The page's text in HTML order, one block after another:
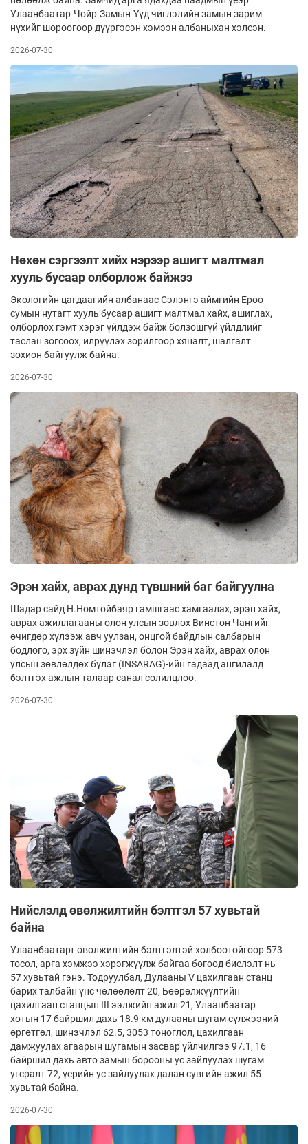
Улаанбаатар-Чойр-Замын-Үүд чиглэлийн замын зарим
нүхийг шороогоор дүүргэсэн хэмээн албаныхан хэлсэн.
2026-07-30
Нөхөн сэргээлт хийх нэрээр ашигт малтмал
хууль бусаар олборлож байжээ
Экологийн цагдаагийн албанаас Сэлэнгэ аймгийн Ерөө
сумын нутагт хууль бусаар ашигт малтмал хайх, ашиглах,
олборлох гэмт хэрэг үйлдэж байж болзошгүй үйлдлийг
таслан зогсоох, илрүүлэх зорилгоор хяналт, шалгалт
зохион байгуулж байна.
2026-07-30
Эрэн хайх, аврах дунд түвшний баг байгуулна
Шадар сайд Н.Номтойбаяр гамшгаас хамгаалах, эрэн хайх,
аврах ажиллагааны олон улсын зөвлөх Винстон Чангийг
өчигдөр хүлээж авч уулзан, онцгой байдлын салбарын
бодлого, эрх зүйн шинэчлэл болон Эрэн хайх, аврах олон
улсын зөвлөлдөх бүлэг (INSARAG)-ийн гадаад ангилалд
бэлтгэх ажлын талаар санал солилцлоо.
2026-07-30
Нийслэлд өвөлжилтийн бэлтгэл 57 хувьтай
байна
Улаанбаатарт өвөлжилтийн бэлтгэлтэй холбоотойгоор 573
төсөл, арга хэмжээ хэрэгжүүлж байгаа бөгөөд биелэлт нь
57 хувьтай гэнэ. Тодруулбал, Дулааны V цахилгаан станц
барих талбайн үнс чөлөөлөлт 20, Бөөрөлжүүлтийн
цахилгаан станцын III ээлжийн ажил 21, Улаанбаатар
хотын 17 байршил дахь 18.9 км дулааны шугам сүлжээний
өргөтгөл, шинэчлэл 62.5, 3053 тоноглол, цахилгаан
дамжуулах агаарын шугамын засвар үйлчилгээ 97.1, 16
байршил дахь авто замын борооны ус зайлуулах шугам
угсралт 72, үерийн ус зайлуулах далан сувгийн ажил 55
хувьтай байна.
2026-07-30